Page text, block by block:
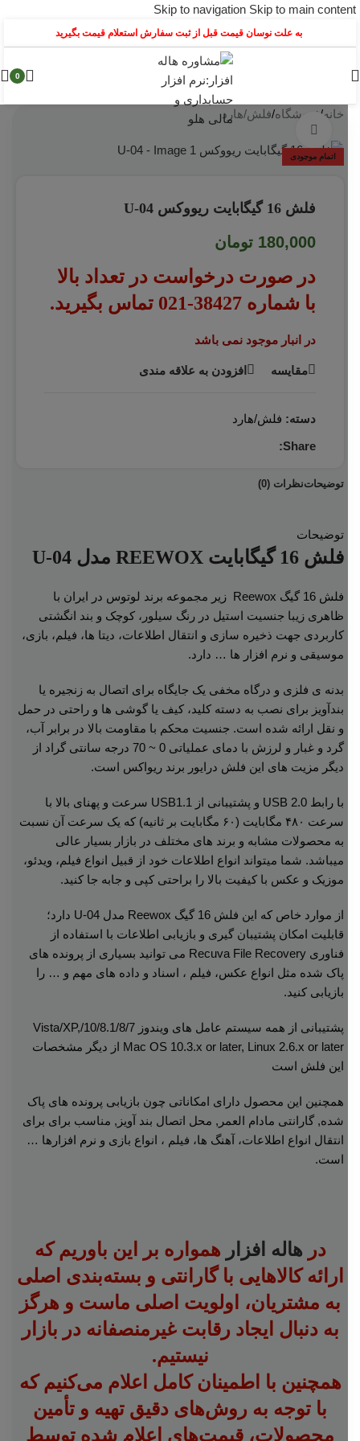
Skip to navigation Skip to main content
به علت نوسان قیمت قبل از ثبت سفارش استعلام قیمت بگیرید
0
خانه/ فروشگاه/فلش/هارد
اتمام موجودی
فلش 16 گیگابایت ریووکس U-04
180,000 تومان
در صورت درخواست در تعداد بالا
با شماره 38427-021 تماس بگیرید.
در انبار موجود نمی باشد
مقایسه افزودن به علاقه مندی
دسته: فلش/هارد
Share:
توضیحاتنظرات (0)
توضیحات
فلش 16 گیگابایت REEWOX مدل U-04
فلش 16 گیگ Reewox زیر مجموعه برند لوتوس در ایران با
ظاهری زیبا جنسیت استیل در رنگ سیلور، کوچک و بند انگشتی
کاربردی جهت ذخیره سازی و انتقال اطلاعات، دیتا ها، فیلم، بازی،
موسیقی و نرم افزار ها … دارد.
بدنه ی فلزی و درگاه مخفی یک جایگاه برای اتصال به زنجیره یا
بندآویز برای نصب به دسته کلید، کیف یا گوشی ها و راحتی در حمل
و نقل ارائه شده است. جنسیت محکم با مقاومت بالا در برابر آب،
گرد و غبار و لرزش با دمای عملیاتی 0 ~ 70 درجه سانتی گراد از
دیگر مزیت های این فلش درایور برند ریواکس است.
با رابط USB 2.0 و پشتیبانی از USB1.1 سرعت و پهنای بالا با
سرعت ۴۸۰ مگابایت (۶۰ مگابایت بر ثانیه) که یک سرعت آن نسبت
به محصولات مشابه و برند های مختلف در بازار بسیار عالی
میباشد. شما میتواند انواع اطلاعات خود از قبیل انواع فیلم، ویدئو،
موزیک و عکس با کیفیت بالا را براحتی کپی و جابه جا کنید.
از موارد خاص که این فلش 16 گیگ Reewox مدل U-04 دارد؛
قابلیت امکان پشتیبان گیری و بازیابی اطلاعات با استفاده از
فناوری Recuva File Recovery می توانید بسیاری از پرونده های
پاک شده مثل انواع عکس، فیلم ، اسناد و داده های مهم و … را
بازیابی کنید.
پشتیبانی از همه سیستم عامل های ویندوز 10/8.1/8/7/Vista/XP,
Mac OS 10.3.x or later, Linux 2.6.x or later از دیگر مشخصات
این فلش است
همچنین این محصول دارای امکاناتی چون بازیابی پرونده های پاک
شده, گارانتی مادام العمر, محل اتصال بند آویز, مناسب برای برای
انتقال انواع اطلاعات، آهنگ ها، فیلم ، انواع بازی و نرم افزارها …
است.
در هاله افزار همواره بر این باوریم که
ارائه کالاهایی با گارانتی و بسته‌بندی اصلی
به مشتریان، اولویت اصلی ماست و هرگز
به دنبال ایجاد رقابت غیرمنصفانه در بازار
نیستیم.
همچنین با اطمینان کامل اعلام می‌کنیم که
با توجه به روش‌های دقیق تهیه و تأمین
محصولات، قیمت‌های اعلام شده توسط